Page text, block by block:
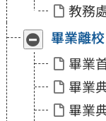
事
宜」
事
宜」
教務
收
合
「畢
離
校」
展
開
「畢
離
校」
畢業離校
畢業
畢業
畢業